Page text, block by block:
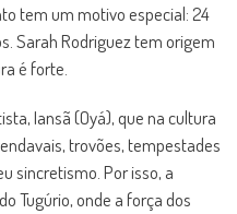
tem um motivo especial: 24
Sarah Rodriguez tem origem
é forte.
Iansã (Oyá), que na cultura
trovões, tempestades
sincretismo. Por isso, a
Tugúrio, onde a força dos